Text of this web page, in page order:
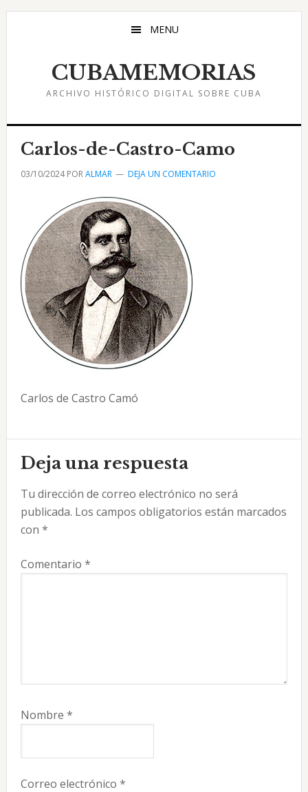
Saltar
Saltar
Saltar
MENU
CUBAMEMORIAS
ARCHIVO HISTÓRICO DIGITAL SOBRE CUBA
Carlos-de-Castro-Camo
03/10/2024PORALMAR DEJA UN COMENTARIO
Carlos de Castro Camó
Interacciones
con
los
lectores
Deja una respuesta
Tu dirección de correo electrónico no será
publicada. Los campos obligatorios están marcados
con *
Comentario *
Nombre *
Correo electrónico *